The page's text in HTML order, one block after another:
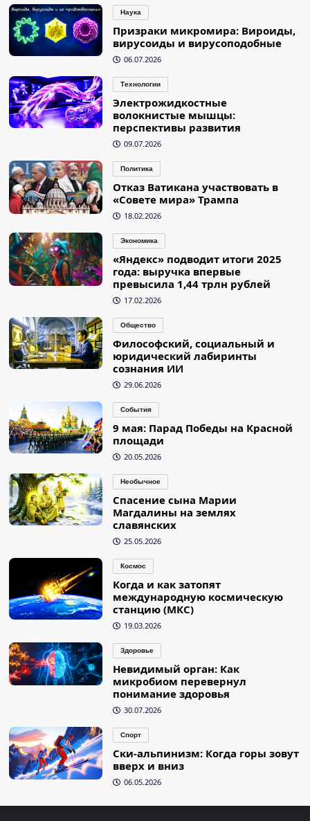
Наука
Призраки микромира: Вироиды,
вирусоиды и вирусоподобные
06.07.2026
Технологии
Электрожидкостные
волокнистые мышцы:
перспективы развития
09.07.2026
Политика
Отказ Ватикана участвовать в
«Совете мира» Трампа
18.02.2026
Экономика
«Яндекс» подводит итоги 2025
года: выручка впервые
превысила 1,44 трлн рублей
17.02.2026
Общество
Философский, социальный и
юридический лабиринты
сознания ИИ
29.06.2026
События
9 мая: Парад Победы на Красной
площади
20.05.2026
Необычное
Спасение сына Марии
Магдалины на землях
славянских
25.05.2026
Космос
Когда и как затопят
международную космическую
станцию (МКС)
19.03.2026
Здоровье
Невидимый орган: Как
микробиом перевернул
понимание здоровья
30.07.2026
Спорт
Ски-альпинизм: Когда горы зовут
вверх и вниз
06.05.2026